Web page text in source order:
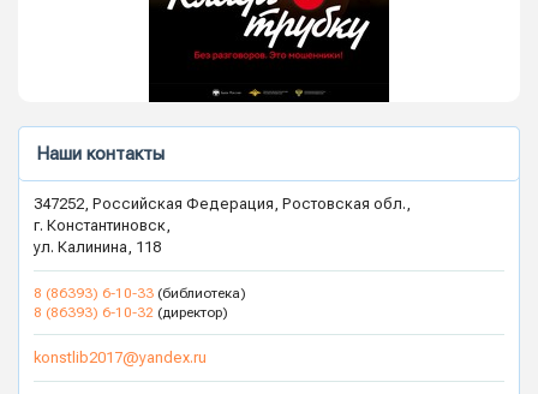
Наши контакты
347252, Российская Федерация, Ростовская обл.,
г. Константиновск,
ул. Калинина, 118
8 (86393) 6-10-33 (библиотека)
8 (86393) 6-10-32 (директор)
konstlib2017@yandex.ru